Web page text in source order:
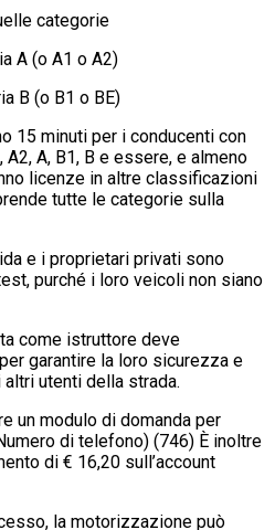
categorie
A (o A1 o A2)
B (o B1 o BE)
15 minuti per i conducenti con
A, B1, B e essere, e almeno
licenze in altre classificazioni
tutte le categorie sulla
e i proprietari privati ​​sono
purché i loro veicoli non siano
come istruttore deve
garantire la loro sicurezza e
utenti della strada.
un modulo di domanda per
di telefono) (746) È inoltre
di € 16,20 sull’account
la motorizzazione può